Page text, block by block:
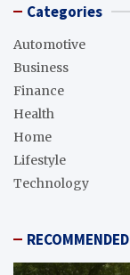
Categories
Automotive
Business
Finance
Health
Home
Lifestyle
Technology
RECOMMENDED